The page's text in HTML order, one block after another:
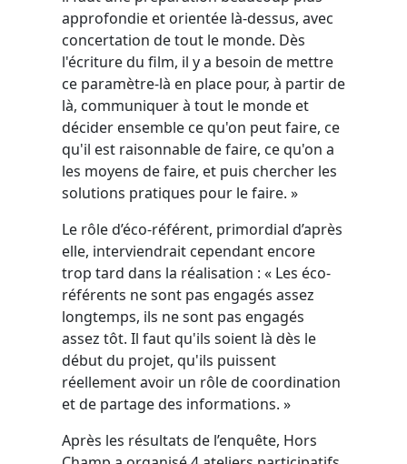
approfondie et orientée là-dessus, avec
concertation de tout le monde. Dès
l'écriture du film, il y a besoin de mettre
ce paramètre-là en place pour, à partir de
là, communiquer à tout le monde et
décider ensemble ce qu'on peut faire, ce
qu'il est raisonnable de faire, ce qu'on a
les moyens de faire, et puis chercher les
solutions pratiques pour le faire. »
Le rôle d’éco-référent, primordial d’après
elle, interviendrait cependant encore
trop tard dans la réalisation : « Les éco-
référents ne sont pas engagés assez
longtemps, ils ne sont pas engagés
assez tôt. Il faut qu'ils soient là dès le
début du projet, qu'ils puissent
réellement avoir un rôle de coordination
et de partage des informations. »
Après les résultats de l’enquête, Hors